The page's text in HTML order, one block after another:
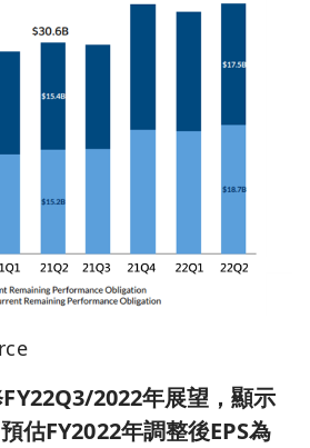
2022年展望，顯示
估FY2022年調整後EPS為